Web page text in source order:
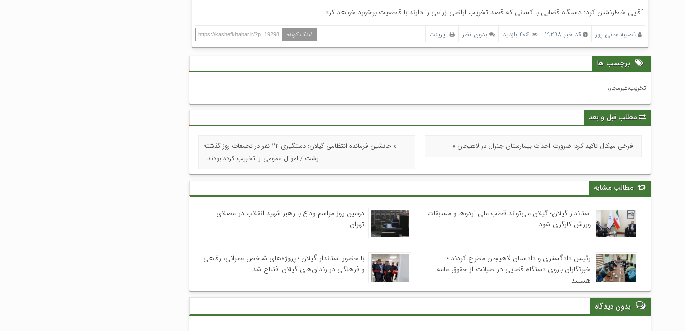
آقایی خاطرنشان کرد: دستگاه قضایی با کسانی که قصد تخریب اراضی زراعی را دارند با قاطعیت برخورد خواهد کرد
نصیبه جانی پور کد خبر 19298 بدون نظر پرینت لینک کوتاه https://kashefkhabar.ir/?p=19298
برچسب ها
تخریب،غیرمجاز،
مطلب قبل و بعد
فرخی میکال تاکید کرد: ضرورت احداث بیمارستان جنرال در لاهیجان »
« جانشین فرمانده انتظامی گیلان: دستگیری ۲۲ نفر در تجمعات روز گذشته
رشت / اموال عمومی را تخریب کرده بودند
مطالب مشابه
استاندار گیلان؛ گیلان می‌تواند قطب ملی اردوها و مسابقات
ورزش کارگری شود
دومین روز مراسم وداع با رهبر شهید انقلاب در مصلای
تهران
رئیس دادگستری و دادستان لاهیجان مطرح کردند ؛
خبرنگاران بازوی دستگاه قضایی در صیانت از حقوق عامه
هستند
با حضور استاندار گیلان ؛ پروژه‌های شاخص عمرانی، رفاهی
و فرهنگی در زندان‌های گیلان افتتاح شد
بدون دیدگاه